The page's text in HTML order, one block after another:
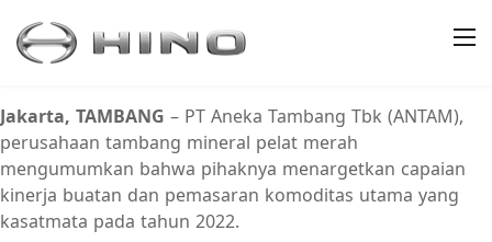
Jakarta, TAMBANG – PT Aneka Tambang Tbk (ANTAM),
perusahaan tambang mineral pelat merah
mengumumkan bahwa pihaknya menargetkan capaian
kinerja buatan dan pemasaran komoditas utama yang
kasatmata pada tahun 2022.